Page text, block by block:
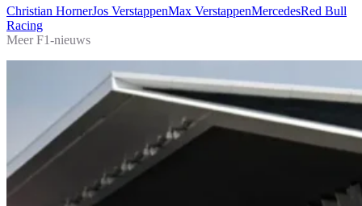
Christian HornerJos VerstappenMax VerstappenMercedesRed Bull
Racing
Meer F1-nieuws